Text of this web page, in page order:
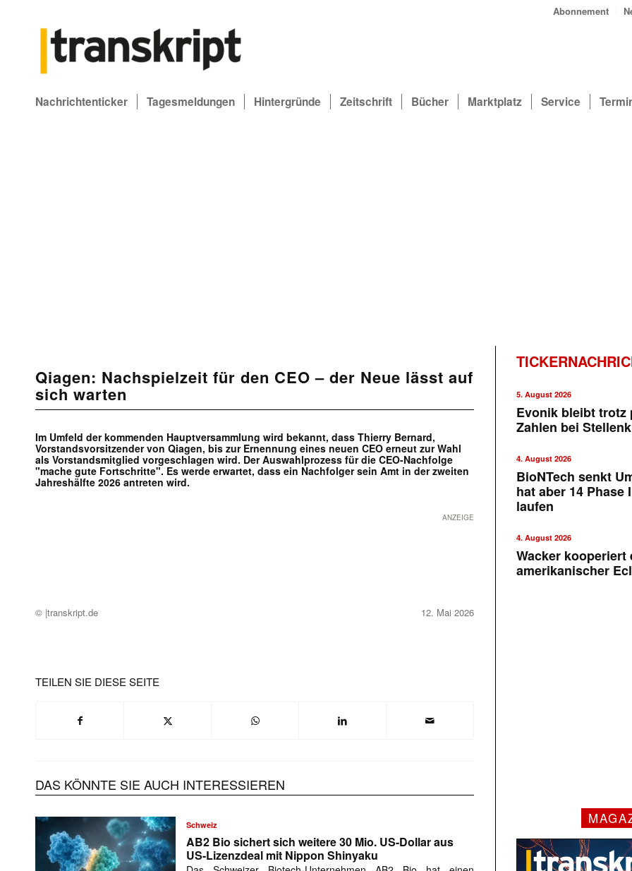
Abonnement
Nachrichtenticker Tagesmeldungen Hintergründe Zeitschrift Bücher Marktplatz Service
Qiagen: Nachspielzeit für den CEO – der Neue lässt auf
sich warten
Im Umfeld der kommenden Hauptversammlung wird bekannt, dass Thierry Bernard,
Vorstandsvorsitzender von Qiagen, bis zur Ernennung eines neuen CEO erneut zur Wahl
als Vorstandsmitglied vorgeschlagen wird. Der Auswahlprozess für die CEO-Nachfolge
"mache gute Fortschritte". Es werde erwartet, dass ein Nachfolger sein Amt in der zweiten
Jahreshälfte 2026 antreten wird.
ANZEIGE
© |transkript.de 12. Mai 2026
TEILEN SIE DIESE SEITE
DAS KÖNNTE SIE AUCH INTERESSIEREN
Schweiz
AB2 Bio sichert sich weitere 30 Mio. US-Dollar aus
US-Lizenzdeal mit Nippon Shinyaku
5. August 2026
Evonik bleibt trotz
Zahlen bei
4. August 2026
BioNTech senkt
hat aber 14 Phase
laufen
4. August 2026
Wacker kooperiert
amerikanischer